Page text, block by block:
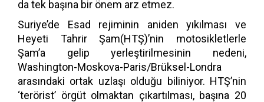
da tek başına bir önem arz etmez.
Suriye’de Esad rejiminin aniden yıkılması ve
Heyeti Tahrir Şam(HTŞ)’nin motosikletlerle
Şam’a gelip yerleştirilmesinin nedeni,
Washington-Moskova-Paris/Brüksel-Londra
arasındaki ortak uzlaşı olduğu biliniyor. HTŞ’nin
‘terörist’ örgüt olmaktan çıkartılması, başına 20